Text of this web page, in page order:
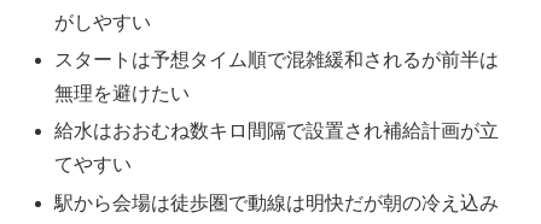
がしやすい
スタートは予想タイム順で混雑緩和されるが前半は
無理を避けたい
給水はおおむね数キロ間隔で設置され補給計画が立
てやすい
駅から会場は徒歩圏で動線は明快だが朝の冷え込み